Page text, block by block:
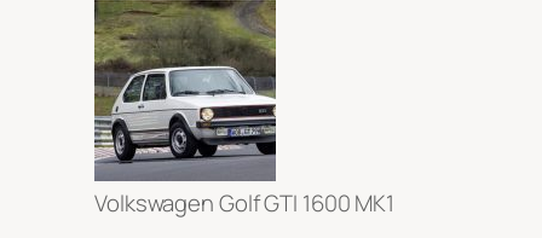
Volkswagen Golf GTI 1600 MK1